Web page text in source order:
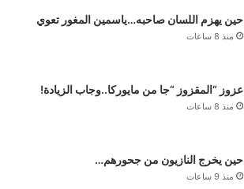
حين يهزم اللسان صاحبه…ياسمين المغور تعوي
منذ 8 ساعات
عزوز “المقزوز “جا من مايوركا..وجاب الزيادة!
منذ 8 ساعات
حين يخرج النازيون من جحورهم…
منذ 9 ساعات